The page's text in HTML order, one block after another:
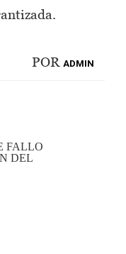
POR ADMIN
FALLO
DEL